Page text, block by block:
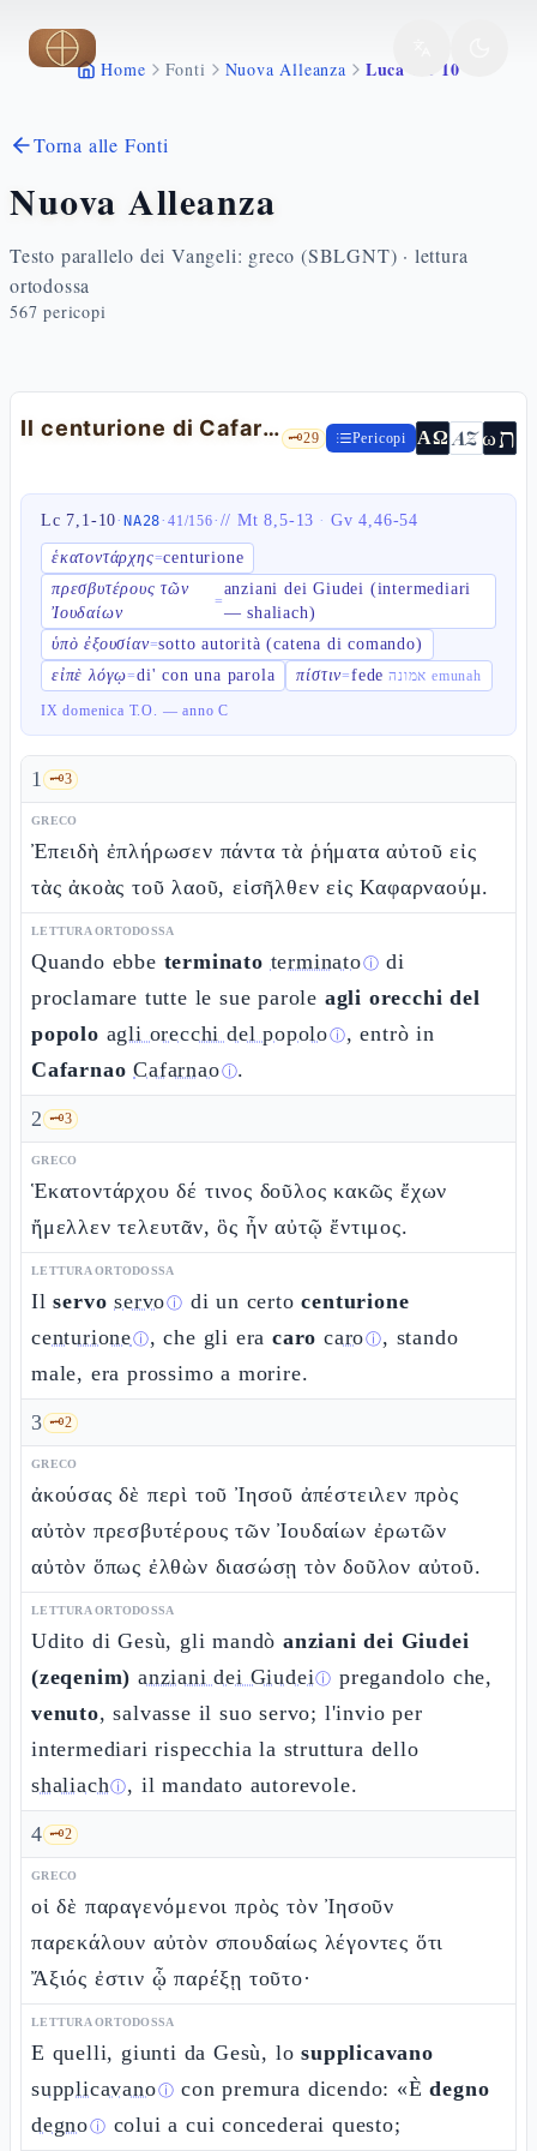
Vai al contenuto principale
Home Fonti Nuova Alleanza Luca 7 1 10
Torna alle Fonti
Nuova Alleanza
Testo parallelo dei Vangeli: greco (SBLGNT) · lettura
ortodossa
567 pericopi
Il centurione di Cafarnao: una fede aperta ai goyim — Lc 7,1-10 🗝️29 Pericopi ΑΩ AZωת
Lc 7,1-10·NA28·41/156· //Mt 8,5-13 · Gv 4,46-54
ἑκατοντάρχης=centurione
πρεσβυτέρους τῶν
Ἰουδαίων
=
anziani dei Giudei (intermediari
— shaliach)
ὑπὸ ἐξουσίαν=sotto autorità (catena di comando)
εἰπὲ λόγῳ=di' con una parola πίστιν=fede אמונה emunah
IX domenica T.O. — anno C
1 🗝️3
GRECO
Ἐπειδὴ ἐπλήρωσεν πάντα τὰ ῥήματα αὐτοῦ εἰς
τὰς ἀκοὰς τοῦ λαοῦ, εἰσῆλθεν εἰς Καφαρναούμ.
LETTURA ORTODOSSA
Quando ebbe terminato terminatoⓘ di
proclamare tutte le sue parole agli orecchi del
popolo agli orecchi del popoloⓘ, entrò in
Cafarnao Cafarnaoⓘ.
2 🗝️3
GRECO
Ἑκατοντάρχου δέ τινος δοῦλος κακῶς ἔχων
ἤμελλεν τελευτᾶν, ὃς ἦν αὐτῷ ἔντιμος.
LETTURA ORTODOSSA
Ilservo servoⓘ di un certocenturione
centurioneⓘ, che gli eracaro caroⓘ, stando
male, era prossimo a morire.
3 🗝️2
GRECO
ἀκούσας δὲ περὶ τοῦ Ἰησοῦ ἀπέστειλεν πρὸς
αὐτὸν πρεσβυτέρους τῶν Ἰουδαίων ἐρωτῶν
αὐτὸν ὅπως ἐλθὼν διασώσῃ τὸν δοῦλον αὐτοῦ.
LETTURA ORTODOSSA
Udito di Gesù, gli mandò anziani dei Giudei
(zeqenim) anziani dei Giudeiⓘ pregandolo che,
venuto, salvasse il suo servo; l'invio per
intermediari rispecchia la struttura dello
shaliachⓘ, il mandato autorevole.
4 🗝️2
GRECO
οἱ δὲ παραγενόμενοι πρὸς τὸν Ἰησοῦν
παρεκάλουν αὐτὸν σπουδαίως λέγοντες ὅτι
Ἄξιός ἐστιν ᾧ παρέξῃ τοῦτο·
LETTURA ORTODOSSA
E quelli, giunti da Gesù, losupplicavano
supplicavanoⓘ con premura dicendo: «Èdegno
degnoⓘ colui a cui concederai questo;